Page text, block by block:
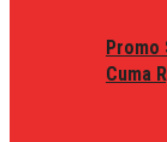
Promo
Cuma